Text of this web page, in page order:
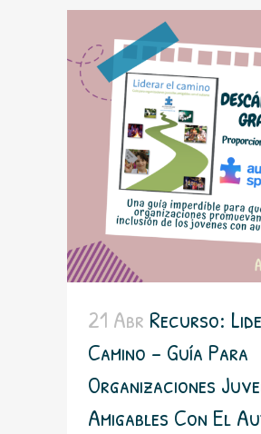
21 Abr Recurso:
Camino – Guía Para
Organizaciones
Amigables Con El